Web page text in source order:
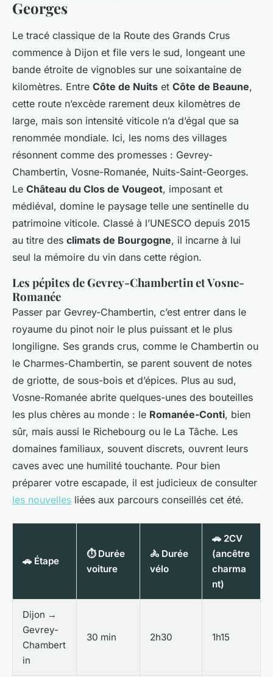
Georges
Le tracé classique de la Route des Grands Crus
commence à Dijon et file vers le sud, longeant une
bande étroite de vignobles sur une soixantaine de
kilomètres. Entre Côte de Nuits et Côte de Beaune,
cette route n’excède rarement deux kilomètres de
large, mais son intensité viticole n’a d’égal que sa
renommée mondiale. Ici, les noms des villages
résonnent comme des promesses : Gevrey-
Chambertin, Vosne-Romanée, Nuits-Saint-Georges.
Le Château du Clos de Vougeot, imposant et
médiéval, domine le paysage telle une sentinelle du
patrimoine viticole. Classé à l’UNESCO depuis 2015
au titre des climats de Bourgogne, il incarne à lui
seul la mémoire du vin dans cette région.
Les pépites de Gevrey-Chambertin et Vosne-
Romanée
Passer par Gevrey-Chambertin, c’est entrer dans le
royaume du pinot noir le plus puissant et le plus
longiligne. Ses grands crus, comme le Chambertin ou
le Charmes-Chambertin, se parent souvent de notes
de griotte, de sous-bois et d’épices. Plus au sud,
Vosne-Romanée abrite quelques-unes des bouteilles
les plus chères au monde : le Romanée-Conti, bien
sûr, mais aussi le Richebourg ou le La Tâche. Les
domaines familiaux, souvent discrets, ouvrent leurs
caves avec une humilité touchante. Pour bien
préparer votre escapade, il est judicieux de consulter
les nouvelles liées aux parcours conseillés cet été.
🚗 Étape
⏱️ Durée
voiture
🚴 Durée
vélo
🚗 2CV
(ancêtre
charma
nt)
Dijon →
Gevrey-
Chambert
in
30 min 2h30 1h15